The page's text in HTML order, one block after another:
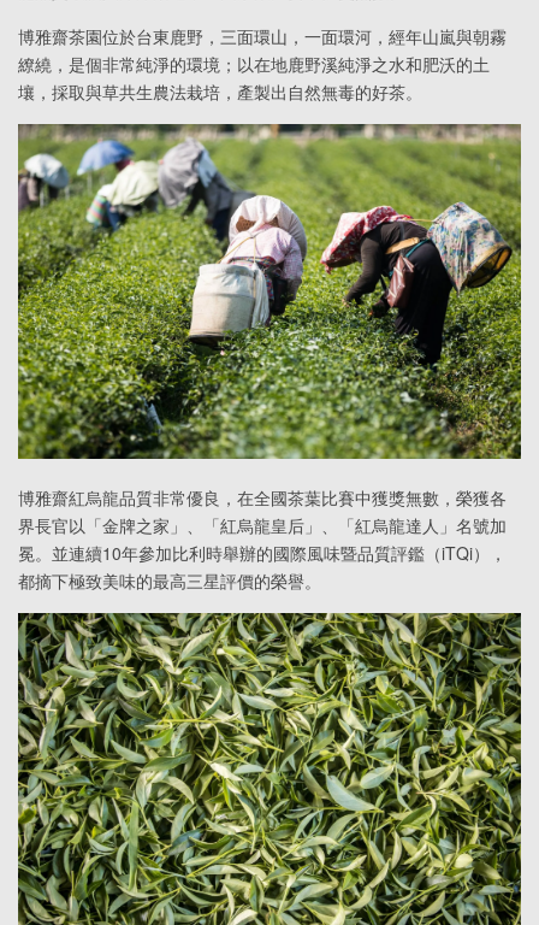
博雅齋茶園位於台東鹿野，三面環山，一面環河，經年山嵐與朝霧
繚繞，是個非常純淨的環境；以在地鹿野溪純淨之水和肥沃的土
壤，採取與草共生農法栽培，產製出自然無毒的好茶。
博雅齋紅烏龍品質非常優良，在全國茶葉比賽中獲獎無數，榮獲各
界長官以「金牌之家」、「紅烏龍皇后」、「紅烏龍達人」名號加
冕。並連續10年參加比利時舉辦的國際風味暨品質評鑑（iTQi），
都摘下極致美味的最高三星評價的榮譽。